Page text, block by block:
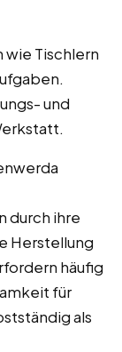
Tischlern
und
durch ihre
Herstellung
häufig
für
als